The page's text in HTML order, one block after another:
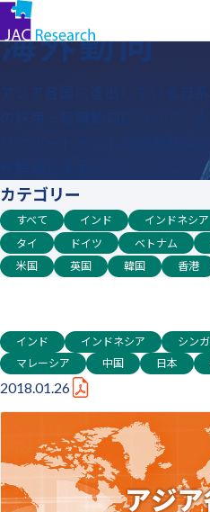
コ
ン
テ
ン
キッ
プ
す
る
トップ
海外動向
アジア各国に進出している日
の採用・転職動向について、
リクルートメントの各国拠点
カテゴリー
すべて インド インドネシア
タイ
ドイツ ベトナム
米国
英国 韓国 香港
インド インドネシア シン
マレーシア
中国 日本
2018.01.26